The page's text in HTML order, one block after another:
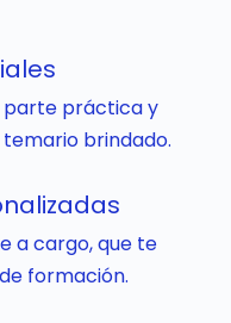
parte práctica y
brindado.
a cargo, que te
formación.